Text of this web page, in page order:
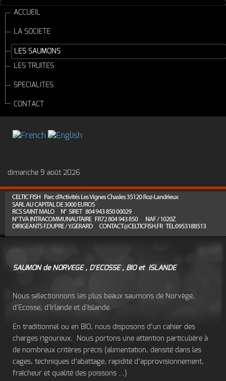
ACCUEIL
LA SOCIETE
LES SAUMONS
LES TRUITES
SPECIALITES
CONTACT
dimanche 9 août 2026
SAUMON de NORVEGE , D'ECOSSE , BIO et ISLANDE
Nous sélectionnons les plus beaux saumons de Norvège,
d'Ecosse, d'Irlande et d'Islande.
En traditionnel ou en BIO, nous disposons d’un cahier des
charges rigoureux. Nous portons une attention particulière à
de nombreux critères précis (alimentation, densité dans les
cages, techniques d’abattage, rapidité d’approvisionnement,
fraîcheur et qualité des poissons ...)